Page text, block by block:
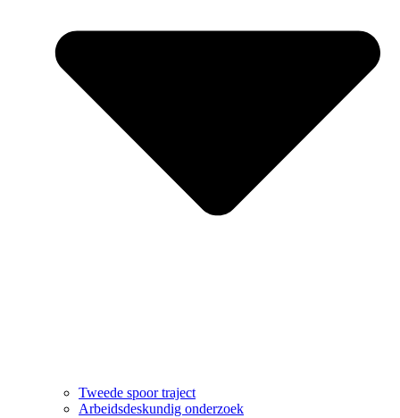
Tweede spoor traject
Arbeidsdeskundig onderzoek